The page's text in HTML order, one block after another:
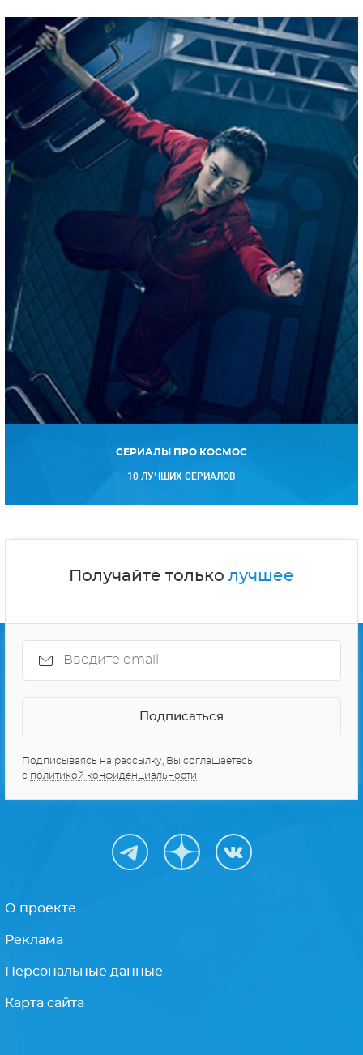
СЕРИАЛЫ ПРО КОСМОС
10 ЛУЧШИХ СЕРИАЛОВ
Получайте только лучшее
Подписываясь на рассылку, Вы соглашаетесь
с политикой конфиденциальности
О проекте
Реклама
Персональные данные
Карта сайта